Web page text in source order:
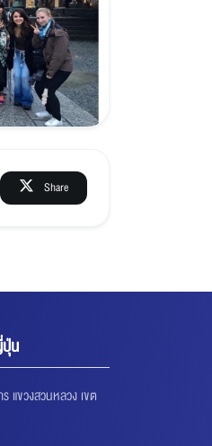
Share
น
ขวงสวนหลวง เขต